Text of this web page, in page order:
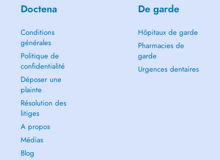
Doctena
Conditions
générales
Politique de
confidentialité
Déposer une
plainte
Résolution des
litiges
A propos
Médias
Blog
De garde
Hôpitaux de garde
Pharmacies de
garde
Urgences dentaires